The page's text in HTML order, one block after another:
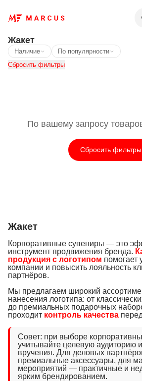
Жакет
Наличие
По популярности
Сбросить фильтры
По вашему запросу
Сбросить фильтры
Жакет
Корпоративные сувениры — это
инструмент продвижения бренда.
продукция с логотипом помогает
компании и повысить лояльность
партнёров.
Мы предлагаем широкий
нанесения логотипа: от
до премиальных подарочных
проходит контроль качества
Совет: при выборе
учитывайте целевую аудиторию
вручения. Для деловых
премиальные аксессуары, для
мероприятий — практичные и
ярким брендированием.